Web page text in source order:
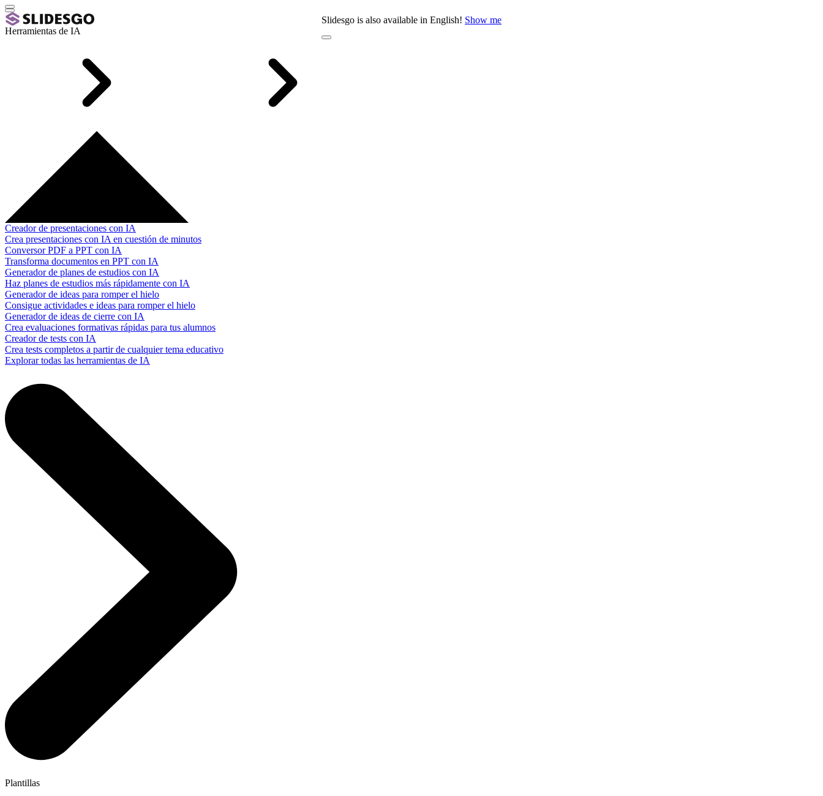
Slidesgo is also available in English! Show me
Herramientas de IA
Creador de presentaciones con IA
Crea presentaciones con IA en cuestión de minutos
Conversor PDF a PPT con IA
Transforma documentos en PPT con IA
Generador de planes de estudios con IA
Haz planes de estudios más rápidamente con IA
Generador de ideas para romper el hielo
Consigue actividades e ideas para romper el hielo
Generador de ideas de cierre con IA
Crea evaluaciones formativas rápidas para tus alumnos
Creador de tests con IA
Crea tests completos a partir de cualquier tema educativo
Explorar todas las herramientas de IA
Plantillas